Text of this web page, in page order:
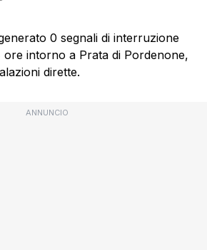
0 segnali di interruzione
ore intorno a Prata di Pordenone,
dirette.
ANNUNCIO